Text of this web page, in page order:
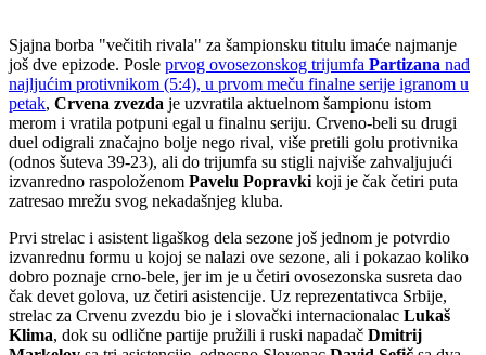
Sjajna borba "večitih rivala" za šampionsku titulu imaće najmanje
još dve epizode. Posle prvog ovosezonskog trijumfa Partizana nad
najljućim protivnikom (5:4), u prvom meču finalne serije igranom u
petak, Crvena zvezda je uzvratila aktuelnom šampionu istom
merom i vratila potpuni egal u finalnu seriju. Crveno-beli su drugi
duel odigrali značajno bolje nego rival, više pretili golu protivnika
(odnos šuteva 39-23), ali do trijumfa su stigli najviše zahvaljujući
izvanredno raspoloženom Pavelu Popravki koji je čak četiri puta
zatresao mrežu svog nekadašnjeg kluba.
Prvi strelac i asistent ligaškog dela sezone još jednom je potvrdio
izvanrednu formu u kojoj se nalazi ove sezone, ali i pokazao koliko
dobro poznaje crno-bele, jer im je u četiri ovosezonska susreta dao
čak devet golova, uz četiri asistencije. Uz reprezentativca Srbije,
strelac za Crvenu zvezdu bio je i slovački internacionalac Lukaš
Klima, dok su odlične partije pružili i ruski napadač Dmitrij